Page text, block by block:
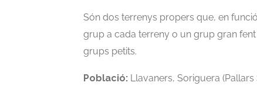
Són dos terrenys propers que, en
grup a cada terreny o un grup gran
grups petits.
Població: Llavaners, Soriguera (Pallars